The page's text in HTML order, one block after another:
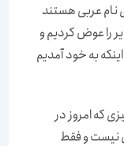
عربی هستند
عوض کردیم و
به خود آمدیم
امروز در
و فقط